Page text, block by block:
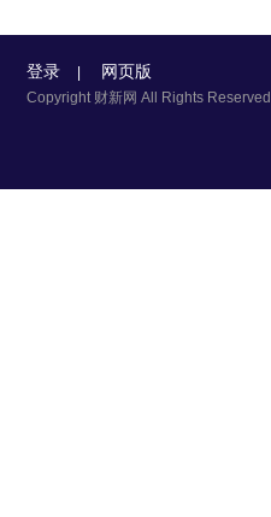
登录 | 网页版
Copyright 财新网 All Rights Reserved